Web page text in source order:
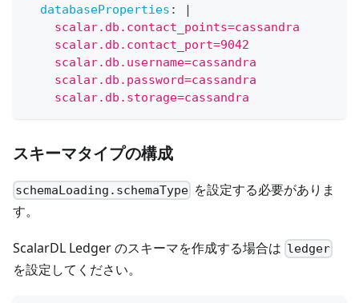
databaseProperties :
|
    scalar.db.contact_points=cassandra
    scalar.db.contact_port=9042
    scalar.db.username=cassandra
    scalar.db.password=cassandra
    scalar.db.storage=cassandra
スキーマタイプの構成
schemaLoading.schemaType を設定する必要がありま
す。
ScalarDL Ledger のスキーマを作成する場合は ledger
を設定してください。